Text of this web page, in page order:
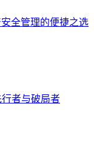
全管理的便捷之选
行者与破局者